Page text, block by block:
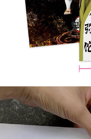
宅配-木棉花樂園專用
每筆NT$100，滿
宅配-離島(澎湖/金門/馬祖
每筆NT$150
✈️ 海外配送